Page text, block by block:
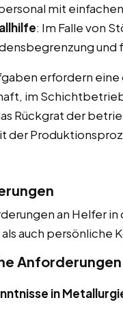
mit
: Im Falle von
und
erfordern
im
Rückgrat der
der
an Helfer
auch persönliche
Anforderungen
in